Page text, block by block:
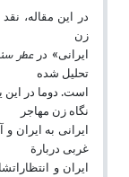
در این مقاله،
زن
ایرانی» درعطر
تحلیل شده
است. دوما در این
نگاه زن مهاجر
ایرانی به ایران و
غربی دربارة
ایران و